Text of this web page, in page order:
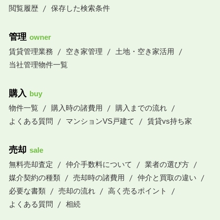
閲覧履歴 保存した検索条件
管理 owner
賃貸管理業務
空き家管理
土地・空き家活用
当社管理物件一覧
購入 buy
物件一覧
購入時の諸費用
購入までの流れ
よくある質問
マンションVS戸建て 賃貸vs持ち家
売却 sale
無料売却査定
仲介手数料について
業者の選び方
媒介契約の種類
売却時の諸費用
仲介と買取の違い
必要な書類
売却の流れ
高く売るポイント
よくある質問
相続